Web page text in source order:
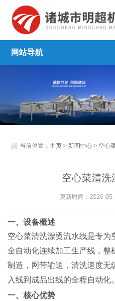
网站导航
当前位置： 主页 > 新闻中心 > 空心
空心菜清洗
更新时间：2026-
一、设备概述
空心菜清洗漂烫流水线是专为
全自动化连续加工生产线，整
制造，网带输送，清洗速度无
入线到成品出线的全程自动化。
一、核心优势